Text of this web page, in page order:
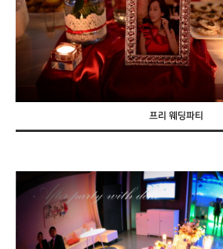
프리 웨딩파티